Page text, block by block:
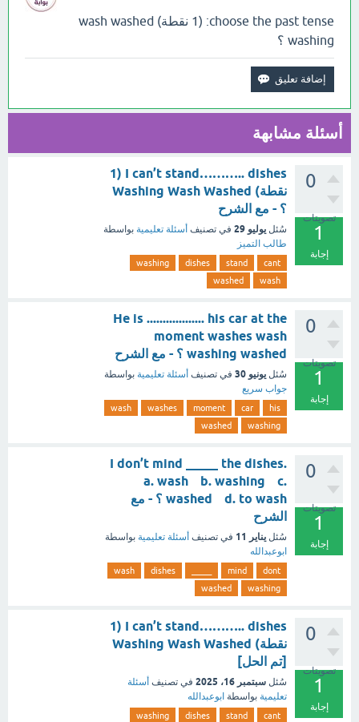
choose the past tense: (1 نقطة) wash washed
washing ؟
أسئلة مشابهة
0
تصويتات
1
إجابة
I can’t stand……….. dishes (1
نقطة) Washing Wash Washed
؟ - مع الشرح
سُئل يوليو 29 في تصنيف أسئلة تعليمية بواسطة
طالب التميز
cant
stand
dishes
washing
wash
washed
0
تصويتات
1
إجابة
He is .................. his car at the
moment washes wash
washing washed ؟ - مع الشرح
سُئل يونيو 30 في تصنيف أسئلة تعليمية بواسطة
جواب سريع
his
car
moment
washes
wash
washing
washed
0
تصويتات
1
إجابة
I don’t mind _____ the dishes.
a. wash b. washing c.
washed d. to wash ؟ - مع
الشرح
سُئل يناير 11 في تصنيف أسئلة تعليمية بواسطة
ابوعبدالله
dont
mind
dishes
wash
washing
washed
0
تصويتات
1
إجابة
I can’t stand……….. dishes (1
نقطة) Washing Wash Washed
[تم الحل]
سُئل سبتمبر 16، 2025 في تصنيف أسئلة
تعليمية بواسطة ابوعبدالله
cant
stand
dishes
washing